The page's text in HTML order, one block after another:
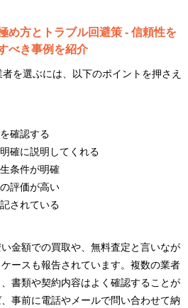
め方とトラブル回避策 - 信頼性を
べき事例を紹介
を選ぶには、以下のポイントを押さえ
確認する
確に説明してくれる
条件が明確
評価が高い
されている
金額での買取や、無料査定と言いなが
ースも報告されています。複数の業者
書類や契約内容はよく確認することが
事前に電話やメールで問い合わせて納